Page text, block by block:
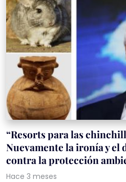
“Resorts para las
Nuevamente la ironía y el
contra la protección
Hace 3 meses